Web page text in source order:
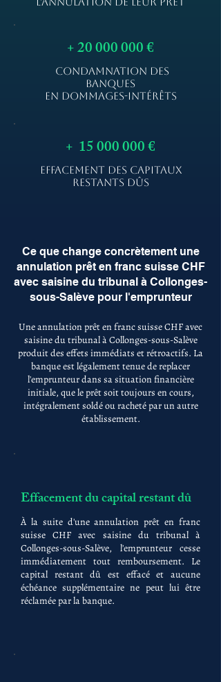
+20 000 000€
CONDAMNATION DES
BANQUES
EN DOMMAGES-INTÉRÊTS
+ 15 000 000€
EFFACEMENT DES CAPITAUX
RESTANTS DÛS
Ce que change concrètement une
annulation prêt en franc suisse CHF
avec saisine du tribunal à Collonges-
sous-Salève pour l'emprunteur
Une annulation prêt en franc suisse CHF avec
saisine du tribunal à Collonges-sous-Salève
produit des effets immédiats et rétroactifs. La
banque est légalement tenue de replacer
l'emprunteur dans sa situation financière
initiale, que le prêt soit toujours en cours,
intégralement soldé ou racheté par un autre
établissement.
Effacement du capital restant dû
À la suite d'une annulation prêt en franc
suisse CHF avec saisine du tribunal à
Collonges-sous-Salève, l'emprunteur cesse
immédiatement tout remboursement. Le
capital restant dû est effacé et aucune
échéance supplémentaire ne peut lui être
réclamée par la banque.